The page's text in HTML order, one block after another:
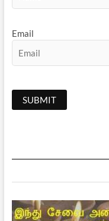
Email